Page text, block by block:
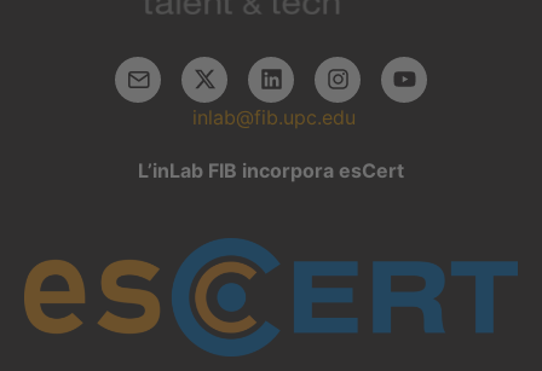
inlab@fib.upc.edu
L’inLab FIB incorpora esCert